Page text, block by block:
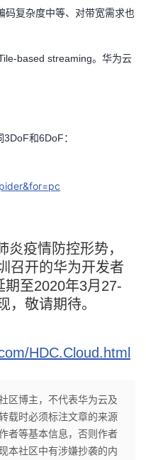
码复杂度中等、对带宽需求也
based streaming。华为云
和6DoF：
疫情防控形势，
召开的华为开发者
期至2020年3月27-
，敬请期待。
HDC.Cloud.html
区博主，不代表华为云及
载时必须标注文章的来源
者等基本信息，否则作者
本社区中有涉嫌抄袭的内